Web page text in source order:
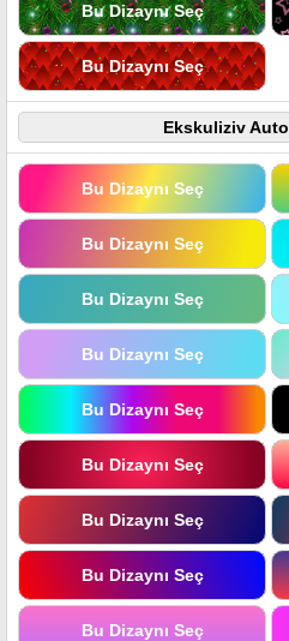
Bu Dizaynı Seç
Bu Dizaynı Seç
Ekskuliziv
Bu Dizaynı Seç
Bu Dizaynı Seç
Bu Dizaynı Seç
Bu Dizaynı Seç
Bu Dizaynı Seç
Bu Dizaynı Seç
Bu Dizaynı Seç
Bu Dizaynı Seç
Bu Dizaynı Seç